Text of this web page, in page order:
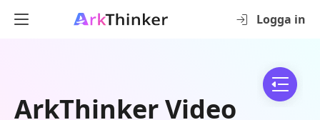
Logga in
ArkThinker Video